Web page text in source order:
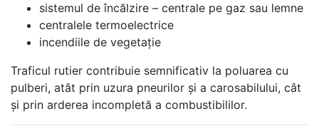
sistemul de încălzire – centrale pe gaz sau lemne
centralele termoelectrice
incendiile de vegetație
Traficul rutier contribuie semnificativ la poluarea cu
pulberi, atât prin uzura pneurilor și a carosabilului, cât
și prin arderea incompletă a combustibililor.